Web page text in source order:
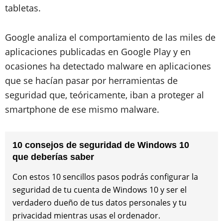
tabletas.
Google analiza el comportamiento de las miles de
aplicaciones publicadas en Google Play y en
ocasiones ha detectado malware en aplicaciones
que se hacían pasar por herramientas de
seguridad que, teóricamente, iban a proteger al
smartphone de ese mismo malware.
10 consejos de seguridad de Windows 10
que deberías saber
Con estos 10 sencillos pasos podrás configurar la
seguridad de tu cuenta de Windows 10 y ser el
verdadero dueño de tus datos personales y tu
privacidad mientras usas el ordenador.